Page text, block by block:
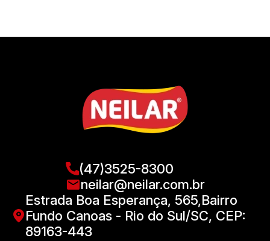
(47)3525-8300
neilar@neilar.com.br
Estrada Boa Esperança, 565,Bairro
Fundo Canoas - Rio do Sul/SC, CEP:
89163-443